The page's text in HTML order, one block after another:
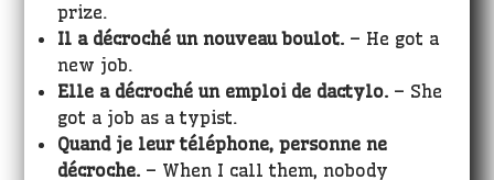
prize.
Il a décroché un nouveau boulot. – He got a
new job.
Elle a décroché un emploi de dactylo. – She
got a job as a typist.
Quand je leur téléphone, personne ne
décroche. – When I call them, nobody